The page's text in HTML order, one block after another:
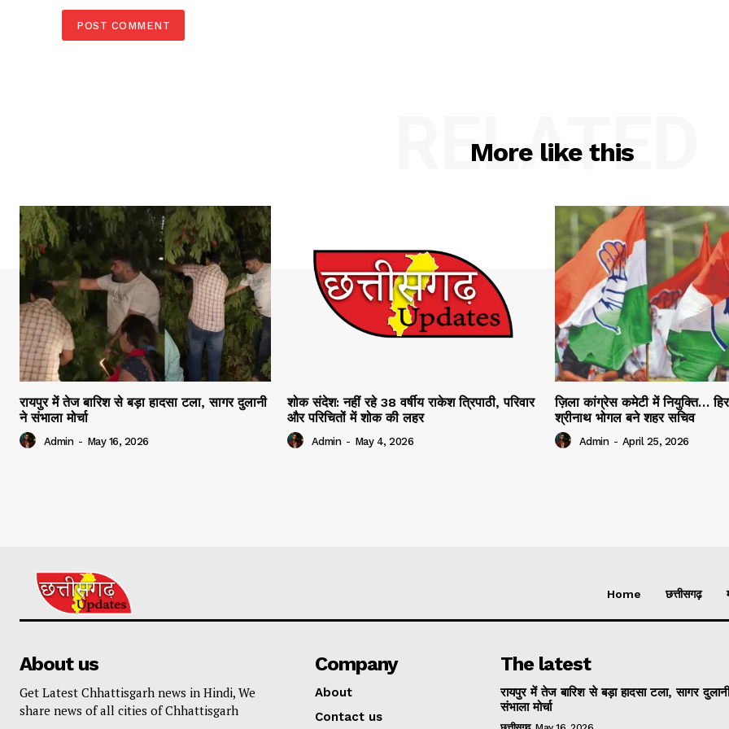
More like this
RELATED
रायपुर में तेज बारिश से बड़ा हादसा टला, सागर दुलानी
ने संभाला मोर्चा
Admin - May 16, 2026
शोक संदेश: नहीं रहे 38 वर्षीय राकेश त्रिपाठी, परिवार
और परिचितों में शोक की लहर
Admin - May 4, 2026
ज़िला कांग्रेस कमेटी में नियुक्ति…
श्रीनाथ भोगल बने शहर सचिव
Admin - April 25, 2026
Home छत्तीसगढ़
About us
Get Latest Chhattisgarh news in Hindi, We
share news of all cities of Chhattisgarh
Company
About
Contact us
The latest
रायपुर में तेज बारिश से बड़ा हादसा टला, सागर
संभाला मोर्चा